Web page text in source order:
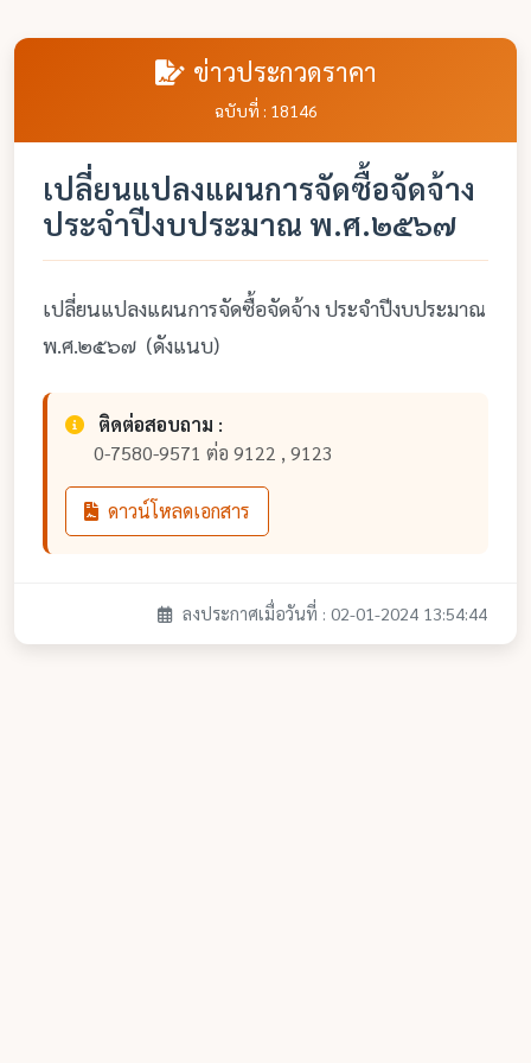
ข่าวประกวดราคา
ฉบับที่ : 18146
เปลี่ยนแปลงแผนการจัดซื้อจัดจ้าง
ประจำปีงบประมาณ พ.ศ.๒๕๖๗
เปลี่ยนแปลงแผนการจัดซื้อจัดจ้าง ประจำปีงบประมาณ
พ.ศ.๒๕๖๗ (ดังแนบ)
ติดต่อสอบถาม :
0-7580-9571 ต่อ 9122 , 9123
ดาวน์โหลดเอกสาร
ลงประกาศเมื่อวันที่ : 02-01-2024 13:54:44